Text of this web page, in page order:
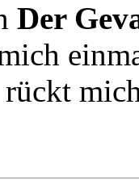
Der
rückt